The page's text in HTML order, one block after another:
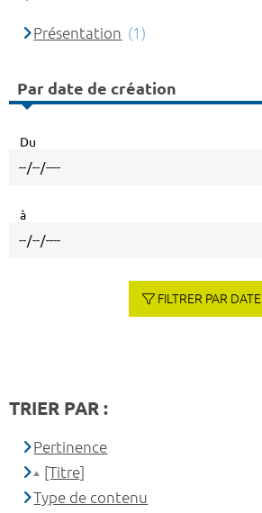
Présentation (1)
Par date de création
Du
à
FILTRER PAR DATE
TRIER PAR :
Pertinence
[Titre]
Type de contenu